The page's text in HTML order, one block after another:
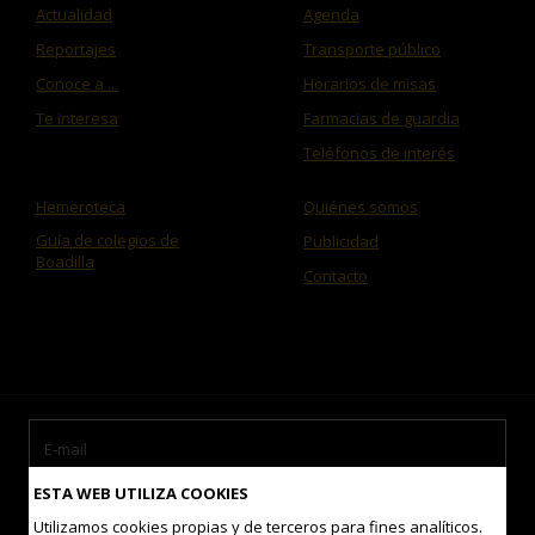
Actualidad
Reportajes
Conoce a ...
Te interesa
Agenda
Transporte público
Horarios de misas
Farmacias de guardia
Teléfonos de interés
Hemeroteca
Guía de colegios de
Boadilla
Quiénes somos
Publicidad
Contacto
ESTA WEB UTILIZA COOKIES
Utilizamos cookies propias y de terceros para fines analíticos.